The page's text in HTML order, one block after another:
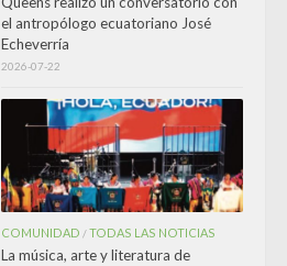
el antropólogo ecuatoriano José
Echeverría
2026-07-22
COMUNIDAD /TODAS LAS NOTICIAS
La música, arte y literatura de